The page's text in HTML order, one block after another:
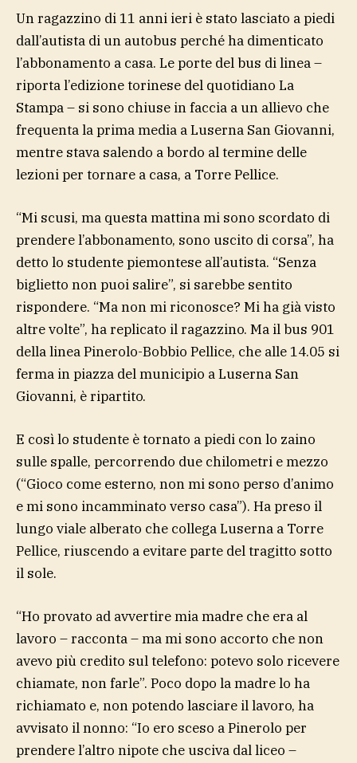
Un ragazzino di 11 anni ieri è stato lasciato a piedi
dall’autista di un autobus perché ha dimenticato
l’abbonamento a casa. Le porte del bus di linea –
riporta l’edizione torinese del quotidiano La
Stampa – si sono chiuse in faccia a un allievo che
frequenta la prima media a Luserna San Giovanni,
mentre stava salendo a bordo al termine delle
lezioni per tornare a casa, a Torre Pellice.
“Mi scusi, ma questa mattina mi sono scordato di
prendere l’abbonamento, sono uscito di corsa”, ha
detto lo studente piemontese all’autista. “Senza
biglietto non puoi salire”, si sarebbe sentito
rispondere. “Ma non mi riconosce? Mi ha già visto
altre volte”, ha replicato il ragazzino. Ma il bus 901
della linea Pinerolo-Bobbio Pellice, che alle 14.05 si
ferma in piazza del municipio a Luserna San
Giovanni, è ripartito.
E così lo studente è tornato a piedi con lo zaino
sulle spalle, percorrendo due chilometri e mezzo
(“Gioco come esterno, non mi sono perso d’animo
e mi sono incamminato verso casa”). Ha preso il
lungo viale alberato che collega Luserna a Torre
Pellice, riuscendo a evitare parte del tragitto sotto
il sole.
“Ho provato ad avvertire mia madre che era al
lavoro – racconta – ma mi sono accorto che non
avevo più credito sul telefono: potevo solo ricevere
chiamate, non farle”. Poco dopo la madre lo ha
richiamato e, non potendo lasciare il lavoro, ha
avvisato il nonno: “Io ero sceso a Pinerolo per
prendere l’altro nipote che usciva dal liceo –